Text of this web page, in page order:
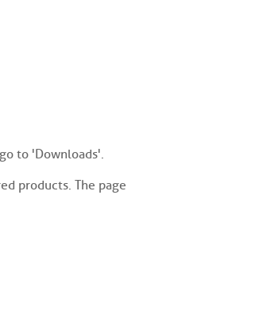
to 'Downloads'.
products. The page